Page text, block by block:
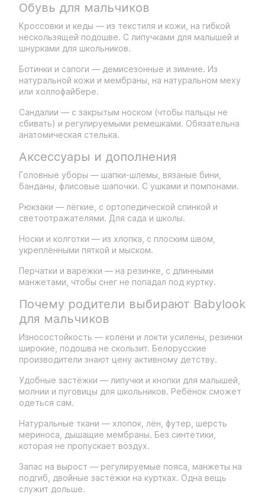
Обувь для мальчиков
Кроссовки и кеды — из текстиля и кожи, на гибкой
нескользящей подошве. С липучками для малышей и
шнурками для школьников.
Ботинки и сапоги — демисезонные и зимние. Из
натуральной кожи и мембраны, на натуральном меху
или холлофайбере.
Сандалии — с закрытым носком (чтобы пальцы не
сбивать) и регулируемыми ремешками. Обязательна
анатомическая стелька.
Аксессуары и дополнения
Головные уборы — шапки-шлемы, вязаные бини,
банданы, флисовые шапочки. С ушками и помпонами.
Рюкзаки — лёгкие, с ортопедической спинкой и
светоотражателями. Для сада и школы.
Носки и колготки — из хлопка, с плоским швом,
укреплёнными пяткой и мыском.
Перчатки и варежки — на резинке, с длинными
манжетами, чтобы снег не попадал под куртку.
Почему родители выбирают Babylook
для мальчиков
Износостойкость — колени и локти усилены, резинки
широкие, подошва не скользит. Белорусские
производители знают цену активному детству.
Удобные застёжки — липучки и кнопки для малышей,
молнии и пуговицы для школьников. Ребёнок сможет
одеться сам.
Натуральные ткани — хлопок, лён, футер, шерсть
мериноса, дышащие мембраны. Без синтетики,
которая не пропускает воздух.
Запас на вырост — регулируемые пояса, манжеты на
подгиб, двойные застёжки на куртках. Одна вещь
служит дольше.